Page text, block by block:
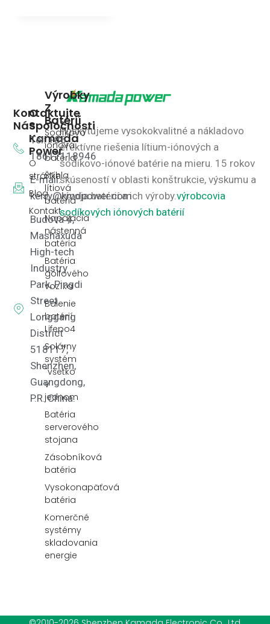
Poskytujeme vysokokvalitné a nákladovo
efektívne riešenia lítium-iónových a
sodíkovo-iónové batérie na mieru. 15 rokov
skúseností v oblasti konštrukcie, výskumu a
vývoja batérií a ich výroby.výrobcovia
sodíkových iónových batérií
Výrobky
Z
Batérií
Sodíkovo
iónová
batéria
Štíhla
lítiová
batéria
Napájacia
nástenná
batéria
Batéria
golfového
vozíka
Balenie
batérií
Lifepo4
Solárny
systém
"všetko
v
jednom
Batéria
serverového
stojana
Zásobníková
batéria
Vysokonapäťová
batéria
Komerčné
systémy
skladovania
energie
O
Spoločnosti
Kamada
Power
O
stránke
Blog
Kontakt
Kontaktujte
Nás
Tel: +86
18617118946
E-mail:
kerry@kmdpower.com
Budova 4,
Mashaxuda
High-tech
Industry
Park, Pingdi
Street,
Longgang
District
518117,
Shenzhen,
Guangdong,
P.R. China.